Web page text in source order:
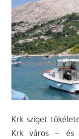
Krk sziget
Krk város – és